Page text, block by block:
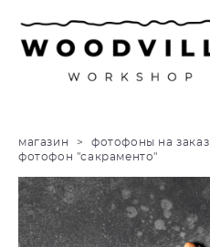
магазин > фотофоны на заказ
фотофон "сакраменто"